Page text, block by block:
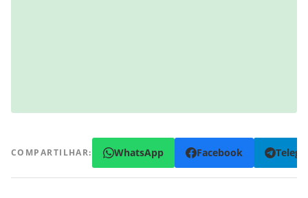
COMPARTILHAR: WhatsApp Facebook